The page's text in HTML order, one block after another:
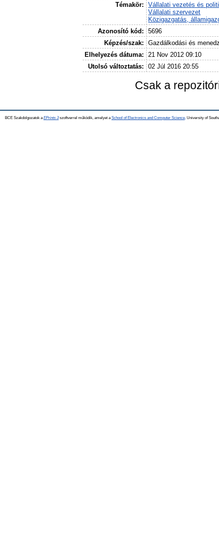
Témakör:
Vállalati vezetés és
Vállalati szervezet
Közigazgatás,
Azonosító kód:
5696
Képzés/szak:
Gazdálkodási és
Elhelyezés dátuma:
21 Nov 2012 09:10
Utolsó változtatás:
02 Júl 2016 20:55
Csak a
BCE Szakdolgozatok a EPrints 3szoftverrel működik, amelyet a School of Electronics and Computer Science, University of